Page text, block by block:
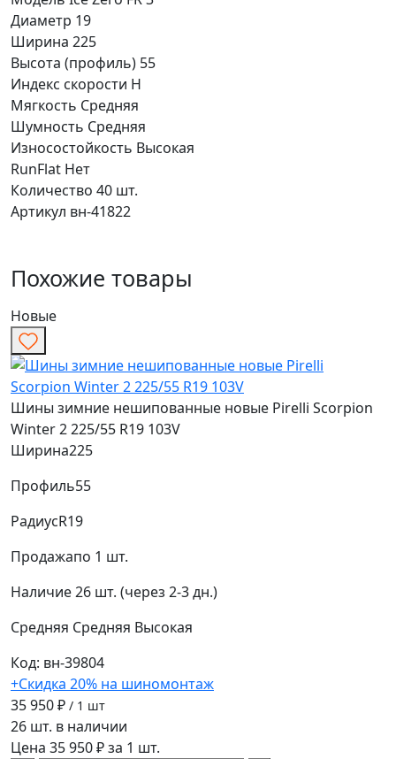
Диаметр 19
Ширина 225
Высота (профиль) 55
Индекс скорости H
Мягкость Средняя
Шумность Средняя
Износостойкость Высокая
RunFlat Нет
Количество 40 шт.
Артикул вн-41822
Похожие товары
Новые
Шины зимние нешипованные новые Pirelli Scorpion
Winter 2 225/55 R19 103V
Ширина225
Профиль55
РадиусR19
Продажапо 1 шт.
Наличие26 шт. (через 2-3 дн.)
Средняя Средняя Высокая
Код: вн-39804
+Скидка 20% на шиномонтаж
35 950 ₽ / 1 шт
26 шт. в наличии
Цена 35 950 ₽ за 1 шт.